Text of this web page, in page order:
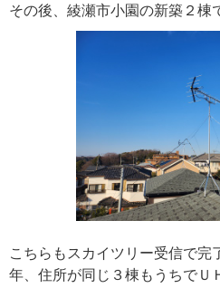
その後、綾瀬市小園の新築２棟
こちらもスカイツリー受信で完
年、住所が同じ３棟もうちでＵ